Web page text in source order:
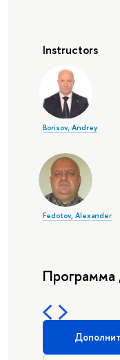
Instructors
Borisov, Andrey
Fedotov, Alexander
Программа